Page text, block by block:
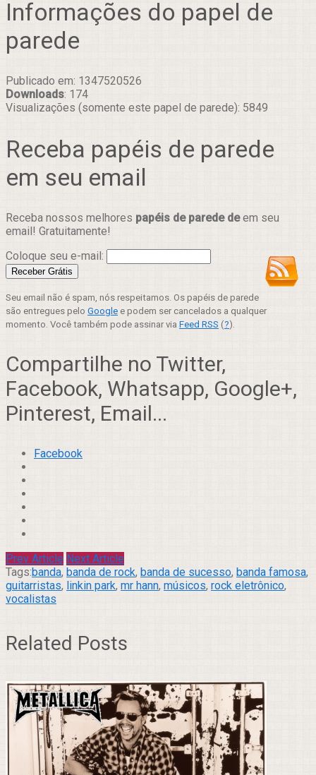
Informações do papel de
parede
Publicado em: 1347520526
Downloads: 174
Visualizações (somente este papel de parede): 5849
Receba papéis de parede
em seu email
Receba nossos melhores papéis de parede deem seu
email! Gratuitamente!
Coloque seu e-mail:
Seu email não é spam, nós respeitamos. Os papéis de parede
são entregues pelo Google e podem ser cancelados a qualquer
momento. Você também pode assinar via Feed RSS (?).
Compartilhe no Twitter,
Facebook, Whatsapp, Google+,
Pinterest, Email...
Facebook
Prev Article Next Article
Tags:banda, banda de rock, banda de sucesso, banda famosa,
guitarristas, linkin park, mr hann, músicos, rock eletrônico,
vocalistas
Related Posts